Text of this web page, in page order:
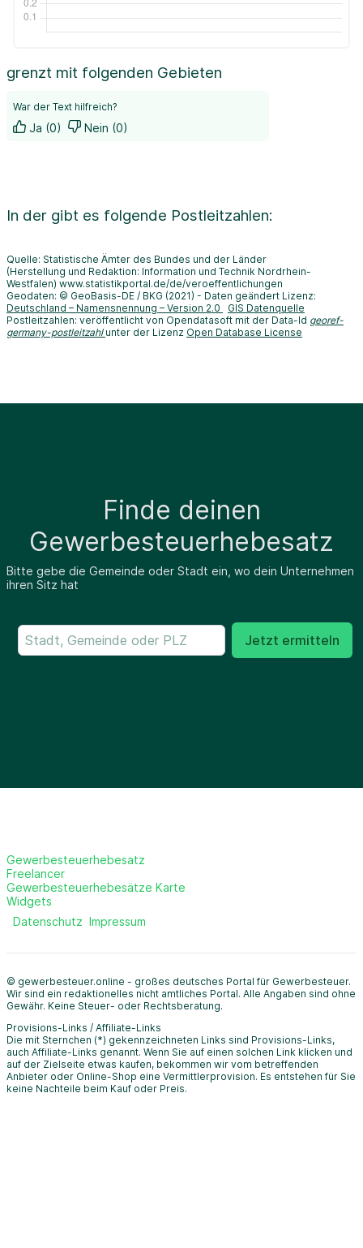
grenzt mit folgenden Gebieten
War der Text hilfreich?
Ja (0) Nein (0)
In der gibt es folgende Postleitzahlen:
Quelle: Statistische Ämter des Bundes und der Länder
(Herstellung und Redaktion: Information und Technik Nordrhein-
Westfalen) www.statistikportal.de/de/veroeffentlichungen
Geodaten: © GeoBasis-DE / BKG (2021) - Daten geändert Lizenz:
Deutschland – Namensnennung – Version 2.0
GIS Datenquelle
Postleitzahlen: veröffentlicht von Opendatasoft mit der Data-Id georef-
germany-postleitzahl unter der Lizenz Open Database License
Finde deinen
Gewerbesteuerhebesatz
Bitte gebe die Gemeinde oder Stadt ein, wo dein Unternehmen
ihren Sitz hat
Jetzt ermitteln
Gewerbesteuerhebesatz
Freelancer
Gewerbesteuerhebesätze Karte
Widgets
Datenschutz Impressum
© gewerbesteuer.online - großes deutsches Portal für Gewerbesteuer.
Wir sind ein redaktionelles nicht amtliches Portal. Alle Angaben sind ohne
Gewähr. Keine Steuer- oder Rechtsberatung.
Provisions-Links / Affiliate-Links
Die mit Sternchen (*) gekennzeichneten Links sind Provisions-Links,
auch Affiliate-Links genannt. Wenn Sie auf einen solchen Link klicken und
auf der Zielseite etwas kaufen, bekommen wir vom betreffenden
Anbieter oder Online-Shop eine Vermittlerprovision. Es entstehen für Sie
keine Nachteile beim Kauf oder Preis.